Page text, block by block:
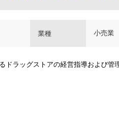
業種 小売業
ドラッグストアの経営指導および